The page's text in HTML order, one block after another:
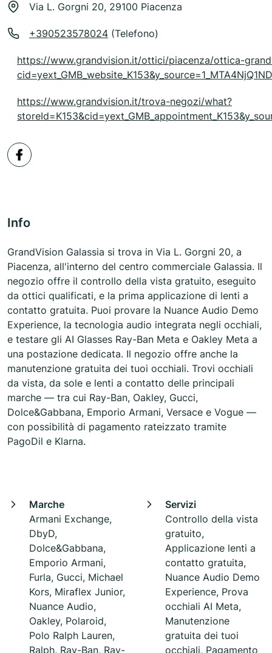
Via L. Gorgni 20, 29100 Piacenza
+390523578024 (Telefono)
https://www.grandvision.it/ottici/piacenza/ottica-
https://www.grandvision.it/trova-negozi/what?
Info
GrandVision Galassia si trova in Via L. Gorgni 20, a
Piacenza, all'interno del centro commerciale Galassia. Il
negozio offre il controllo della vista gratuito, eseguito
da ottici qualificati, e la prima applicazione di lenti a
contatto gratuita. Puoi provare la Nuance Audio Demo
Experience, la tecnologia audio integrata negli occhiali,
e testare gli AI Glasses Ray-Ban Meta e Oakley Meta a
una postazione dedicata. Il negozio offre anche la
manutenzione gratuita dei tuoi occhiali. Trovi occhiali
da vista, da sole e lenti a contatto delle principali
marche — tra cui Ray-Ban, Oakley, Gucci,
Dolce&Gabbana, Emporio Armani, Versace e Vogue —
con possibilità di pagamento rateizzato tramite
PagoDil e Klarna.
Marche
Armani Exchange,
DbyD,
Dolce&Gabbana,
Emporio Armani,
Furla, Gucci, Michael
Kors, Miraflex Junior,
Nuance Audio,
Oakley, Polaroid,
Polo Ralph Lauren,
Ralph, Ray-Ban, Ray-
Servizi
Controllo della vista
gratuito,
Applicazione lenti a
contatto gratuita,
Nuance Audio Demo
Experience, Prova
occhiali AI Meta,
Manutenzione
gratuita dei tuoi
occhiali, Pagamento